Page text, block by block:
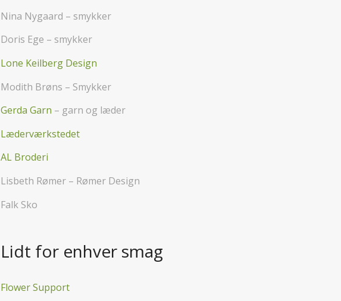
Nina Nygaard – smykker
Doris Ege – smykker
Lone Keilberg Design
Modith Brøns – Smykker
Gerda Garn – garn og læder
Læderværkstedet
AL Broderi
Lisbeth Rømer – Rømer Design
Falk Sko
Lidt for enhver smag
Flower Support